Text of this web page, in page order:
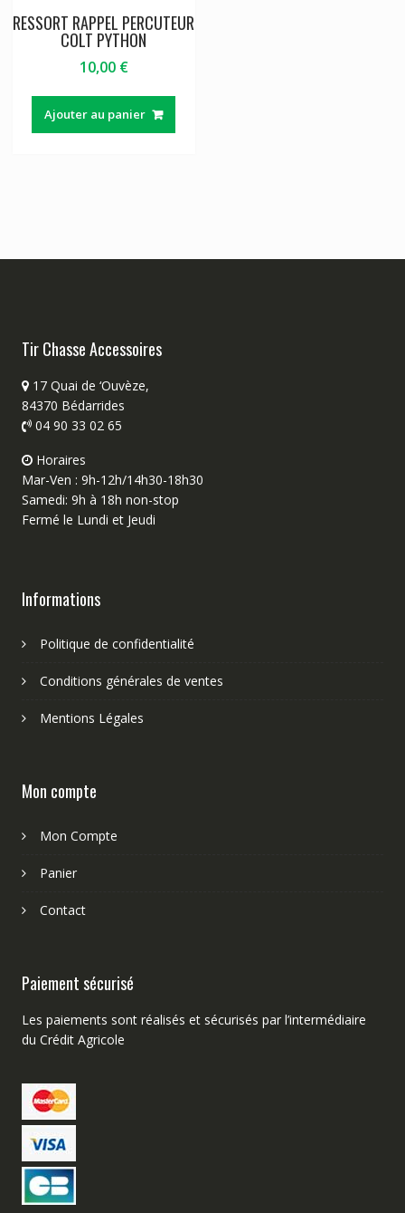
RESSORT RAPPEL PERCUTEUR
COLT PYTHON
10,00 €
Ajouter au panier
Tir Chasse Accessoires
17 Quai de ‘Ouvèze,
84370 Bédarrides
04 90 33 02 65
Horaires
Mar-Ven : 9h-12h/14h30-18h30
Samedi: 9h à 18h non-stop
Fermé le Lundi et Jeudi
Informations
Politique de confidentialité
Conditions générales de ventes
Mentions Légales
Mon compte
Mon Compte
Panier
Contact
Paiement sécurisé
Les paiements sont réalisés et sécurisés par l’intermédiaire
du Crédit Agricole